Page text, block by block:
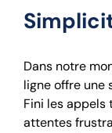
Dans notre
ligne offre une
Fini les
attentes